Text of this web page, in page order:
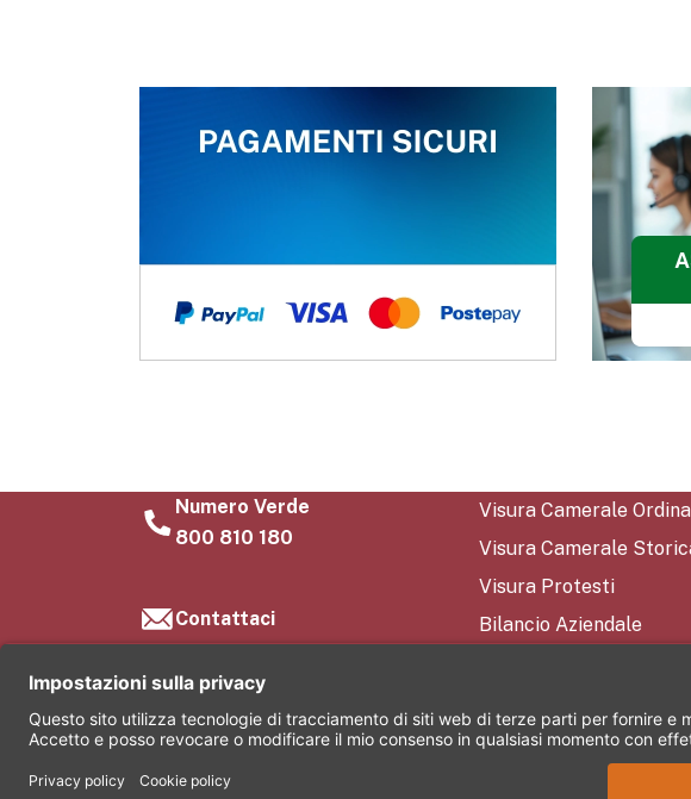
Numero Verde
800 810 180
Contattaci
Visura Camerale
Visura Camerale
Visura Protesti
Bilancio Aziendale
Chi siamo
©2026 Comas S.r.l. Società soggetta all’attività di direzione e